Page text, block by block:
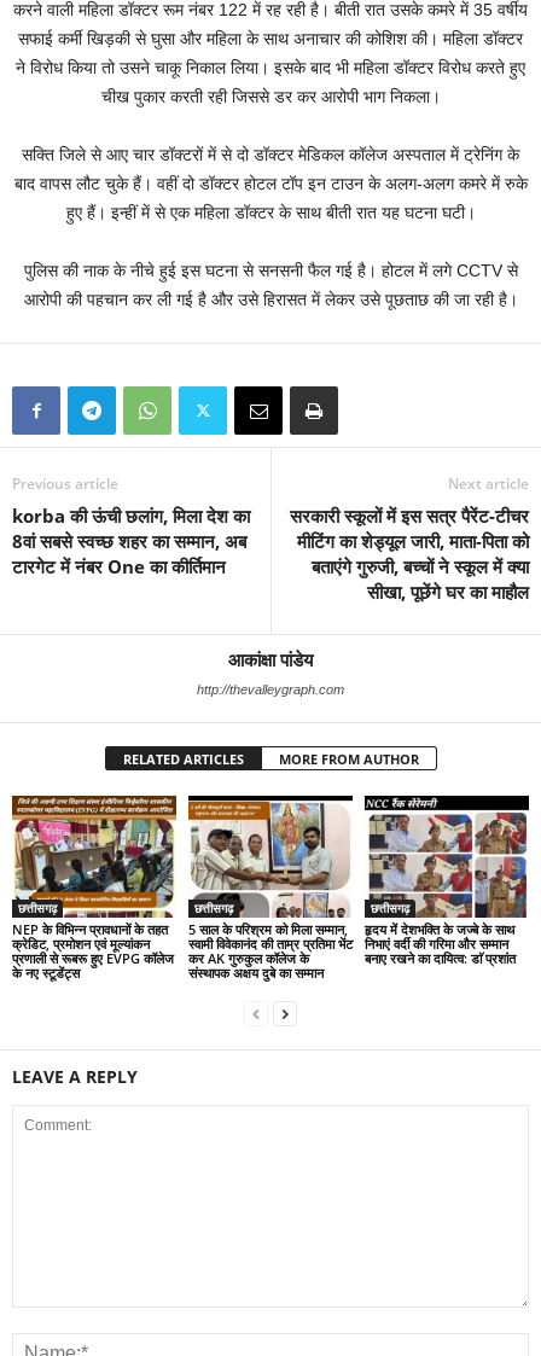
करने वाली महिला डॉक्टर रूम नंबर 122 में रह रही है। बीती रात उसके कमरे में 35 वर्षीय
सफाई कर्मी खिड़की से घुसा और महिला के साथ अनाचार की कोशिश की। महिला डॉक्टर
ने विरोध किया तो उसने चाकू निकाल लिया। इसके बाद भी महिला डॉक्टर विरोध करते हुए
चीख पुकार करती रही जिससे डर कर आरोपी भाग निकला।
सक्ति जिले से आए चार डॉक्टरों में से दो डॉक्टर मेडिकल कॉलेज अस्पताल में ट्रेनिंग के
बाद वापस लौट चुके हैं। वहीं दो डॉक्टर होटल टॉप इन टाउन के अलग-अलग कमरे में रुके
हुए हैं। इन्हीं में से एक महिला डॉक्टर के साथ बीती रात यह घटना घटी।
पुलिस की नाक के नीचे हुई इस घटना से सनसनी फैल गई है। होटल में लगे CCTV से
आरोपी की पहचान कर ली गई है और उसे हिरासत में लेकर उसे पूछताछ की जा रही है।
Previous article
korba की ऊंची छलांग, मिला देश का
8वां सबसे स्वच्छ शहर का सम्मान, अब
टारगेट में नंबर One का कीर्तिमान
Next article
सरकारी स्कूलों में इस सत्र पैरेंट-टीचर
मीटिंग का शेड्यूल जारी, माता-पिता को
बताएंगे गुरुजी, बच्चों ने स्कूल में क्या
सीखा, पूछेंगे घर का माहौल
आकांक्षा पांडेय
http://thevalleygraph.com
RELATED ARTICLES MORE FROM AUTHOR
छत्तीसगढ़
NEP के विभिन्न प्रावधानों के तहत
क्रेडिट, प्रमोशन एवं मूल्यांकन
प्रणाली से रूबरू हुए EVPG कॉलेज
के नए स्टूडेंट्स
छत्तीसगढ़
5 साल के परिश्रम को मिला सम्मान,
स्वामी विवेकानंद की ताम्र प्रतिमा भेंट
कर AK गुरुकुल कॉलेज के
संस्थापक अक्षय दुबे का सम्मान
छत्तीसगढ़
हृदय में देशभक्ति के जज्बे के साथ
निभाएं वर्दी की गरिमा और सम्मान
बनाए रखने का दायित्व: डाॅ प्रशांत
LEAVE A REPLY